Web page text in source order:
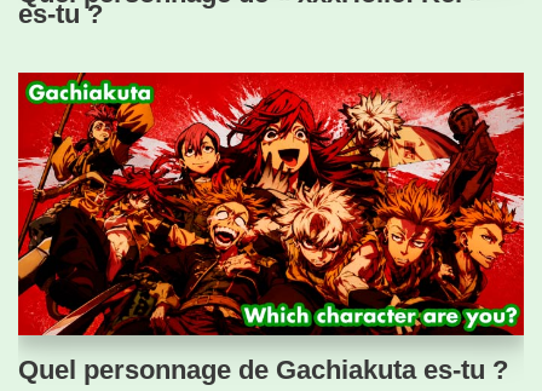
es-tu ?
Quel personnage de Gachiakuta es-tu ?